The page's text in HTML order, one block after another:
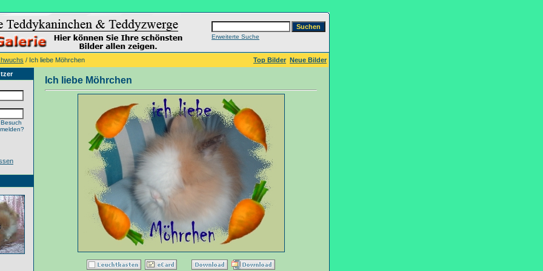
Erweiterte Suche
/ Ich liebe Möhrchen Top Bilder Neue Bilder
Ich liebe Möhrchen